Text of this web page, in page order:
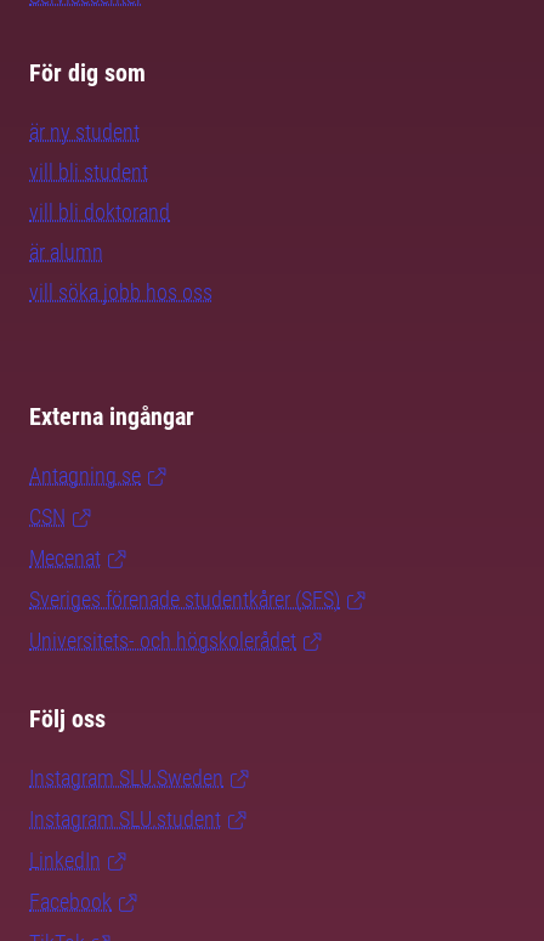
För dig som
är ny student
vill bli student
vill bli doktorand
är alumn
vill söka jobb hos oss
Externa ingångar
Antagning.se
CSN
Mecenat
Sveriges förenade studentkårer (SFS)
Universitets- och högskolerådet
Följ oss
Instagram SLU.Sweden
Instagram SLU.student
LinkedIn
Facebook